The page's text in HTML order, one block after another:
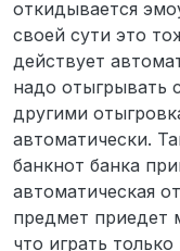
откидывается
своей сути это
действует
надо отыгрывать
другими
автоматически.
банкнот банка
автоматическая
предмет приедет
что играть